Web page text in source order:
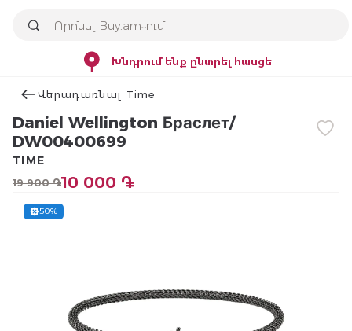
Խնդրում ենք ընտրել հասցե
Վերադառնալ Time
Daniel Wellington Браслет/
DW00400699
19 900 ֏10 000 ֏
TIME
50%